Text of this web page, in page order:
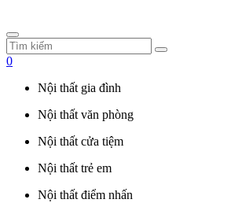
0
Nội thất gia đình
Nội thất văn phòng
Nội thất cửa tiệm
Nội thất trẻ em
Nội thất điểm nhấn